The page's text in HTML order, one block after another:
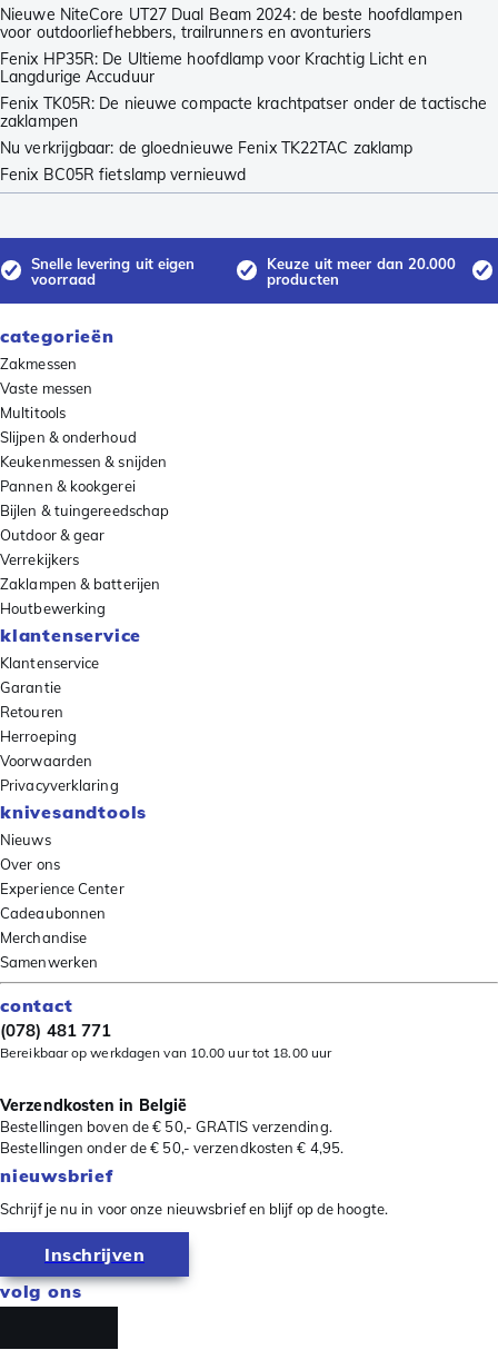
Nieuwe NiteCore UT27 Dual Beam 2024: de beste hoofdlampen
voor outdoorliefhebbers, trailrunners en avonturiers
Fenix HP35R: De Ultieme hoofdlamp voor Krachtig Licht en
Langdurige Accuduur
Fenix TK05R: De nieuwe compacte krachtpatser onder de tactische
zaklampen
Nu verkrijgbaar: de gloednieuwe Fenix TK22TAC zaklamp
Fenix BC05R fietslamp vernieuwd
Snelle levering uit eigen
voorraad
Keuze uit meer dan 20.000
producten
categorieën
Zakmessen
Vaste messen
Multitools
Slijpen & onderhoud
Keukenmessen & snijden
Pannen & kookgerei
Bijlen & tuingereedschap
Outdoor & gear
Verrekijkers
Zaklampen & batterijen
Houtbewerking
klantenservice
Klantenservice
Garantie
Retouren
Herroeping
Voorwaarden
Privacyverklaring
knivesandtools
Nieuws
Over ons
Experience Center
Cadeaubonnen
Merchandise
Samenwerken
contact
(078) 481 771
Bereikbaar op werkdagen van 10.00 uur tot 18.00 uur
Verzendkosten in België
Bestellingen boven de € 50,- GRATIS verzending.
Bestellingen onder de € 50,- verzendkosten € 4,95.
nieuwsbrief
Schrijf je nu in voor onze nieuwsbrief en blijf op de hoogte.
Inschrijven
volg ons